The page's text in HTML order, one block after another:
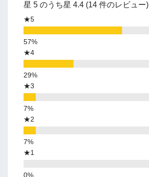
星 5 のうち星 4.4 (14 件のレビュー)
★5
★4
★3
★2
★1